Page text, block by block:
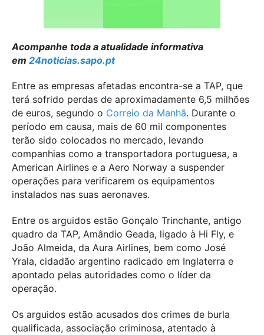
Acompanhe toda a atualidade informativa
em 24noticias.sapo.pt
Entre as empresas afetadas encontra-se a TAP, que
terá sofrido perdas de aproximadamente 6,5 milhões
de euros, segundo o Correio da Manhã. Durante o
período em causa, mais de 60 mil componentes
terão sido colocados no mercado, levando
companhias como a transportadora portuguesa, a
American Airlines e a Aero Norway a suspender
operações para verificarem os equipamentos
instalados nas suas aeronaves.
Entre os arguidos estão Gonçalo Trinchante, antigo
quadro da TAP, Amândio Geada, ligado à Hi Fly, e
João Almeida, da Aura Airlines, bem como José
Yrala, cidadão argentino radicado em Inglaterra e
apontado pelas autoridades como o líder da
operação.
Os arguidos estão acusados dos crimes de burla
qualificada, associação criminosa, atentado à